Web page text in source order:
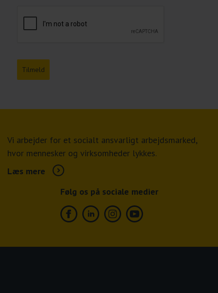
Tilmeld
Vi arbejder for et socialt ansvarligt arbejdsmarked,
hvor mennesker og virksomheder lykkes.
Læs mere
Følg os på sociale medier